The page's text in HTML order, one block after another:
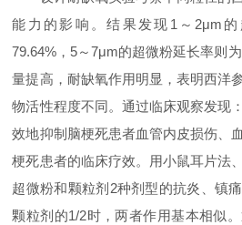
能力的影响。结果发现1～2μm
79.64%，5～7μm的超微粉延长率则
量提高，耐缺氧作用明显，表明西洋
物活性程度不同。通过临床观察发现
效地抑制脑梗死患者血管内皮损伤、
梗死患者的临床疗效。用小鼠耳片法
超微粉和颗粒剂2种剂型的抗炎、镇
颗粒剂的1/2时，两者作用基本相似